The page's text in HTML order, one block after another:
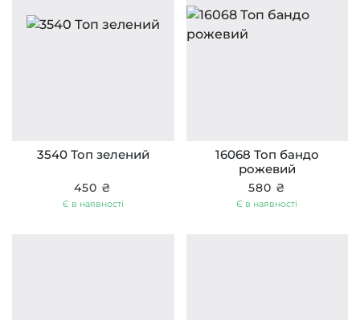
3540 Топ зелений
450 ₴
Є в наявності
16068 Топ бандо
рожевий
580 ₴
Є в наявності